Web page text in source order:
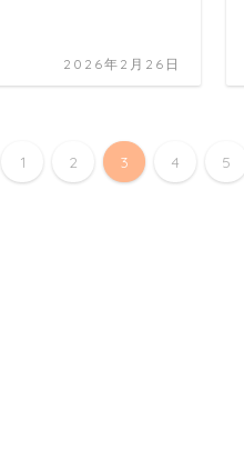
2026年2月26日
1 2 3 4 5